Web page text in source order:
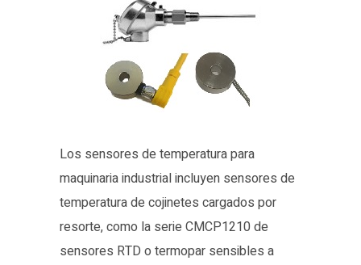
Los sensores de temperatura para
maquinaria industrial incluyen sensores de
temperatura de cojinetes cargados por
resorte, como la serie CMCP1210 de
sensores RTD o termopar sensibles a